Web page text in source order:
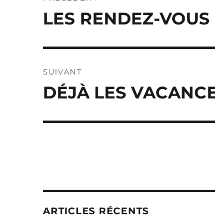
de
Publication
LES RENDEZ-
SUIVANT
Publication
DÉJÀ LES
ARTICLES RÉCENTS